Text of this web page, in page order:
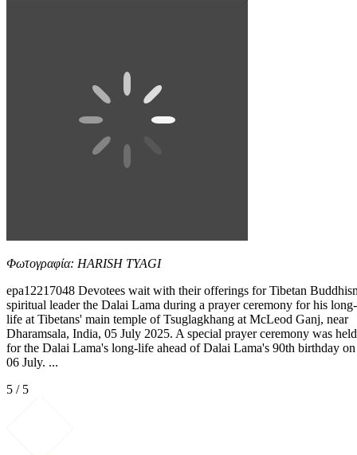
Φωτογραφία: HARISH TYAGI
epa12217048 Devotees wait with their offerings for Tibetan
spiritual leader the Dalai Lama during a prayer ceremony for his long-
life at Tibetans' main temple of Tsuglagkhang at McLeod Ganj, near
Dharamsala, India, 05 July 2025. A special prayer ceremony was held
for the Dalai Lama's long-life ahead of Dalai Lama's 90th birthday on
06 July. ...
5 / 5